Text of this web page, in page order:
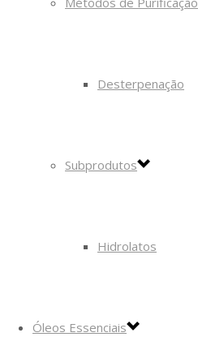
Desterpenação
Subprodutos
Hidrolatos
Óleos Essenciais